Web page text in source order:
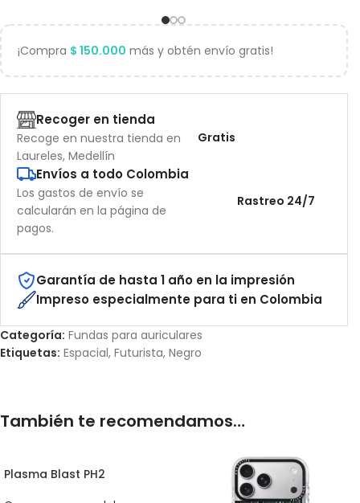
¡Compra $ 150.000 más y obtén envío gratis!
Recoger en tienda
Recoge en nuestra tienda en
Laureles, Medellín
Gratis
Envíos a todo Colombia
Los gastos de envío se
calcularán en la página de
pagos.
Rastreo 24/7
Garantía de hasta 1 año en la impresión
Impreso especialmente para ti en Colombia
Categoría: Fundas para auriculares
Etiquetas: Espacial, Futurista, Negro
También te recomendamos…
Plasma Blast PH2